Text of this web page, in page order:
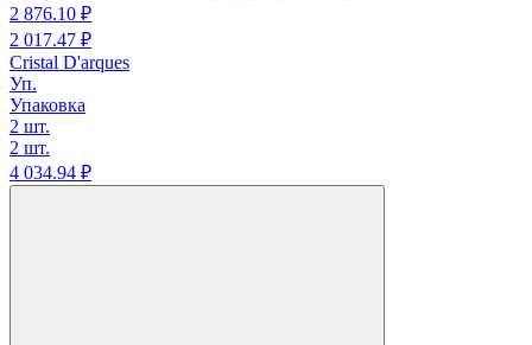
2 876.10 ₽
2 017.47 ₽
Cristal D'arques
Уп.
Упаковка
2 шт.
2 шт.
4 034.94 ₽